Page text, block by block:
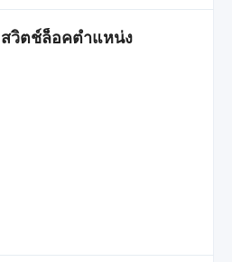
สวิตช์ล็อคตำแหน่ง